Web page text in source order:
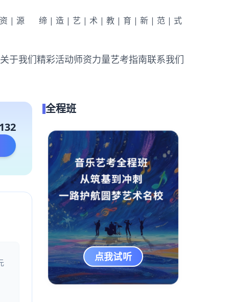
|源 缔|造|艺|术|教|育|新|范|式
关于我们精彩活动师资力量艺考指南联系我们
全程班
点我试听